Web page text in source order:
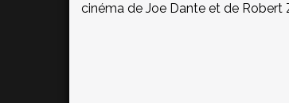
cinéma de Joe Dante et de Robert